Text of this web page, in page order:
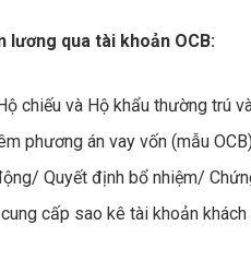
lương qua tài khoản OCB:
chiếu và Hộ khẩu thường trú
phương án vay vốn (mẫu
Quyết định bổ nhiệm/
cấp sao kê tài khoản khách